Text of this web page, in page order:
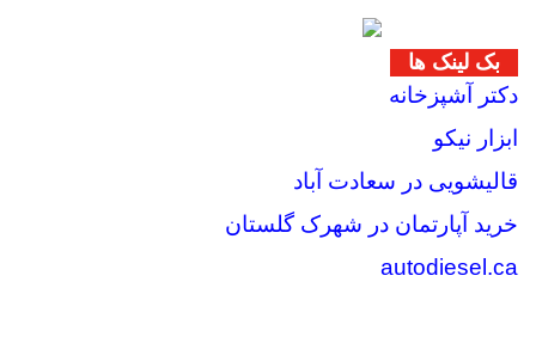
بک لینک ها
دکتر آشپزخانه
ابزار نیکو
قالیشویی در سعادت آباد
خرید آپارتمان در شهرک گلستان
autodiesel.ca